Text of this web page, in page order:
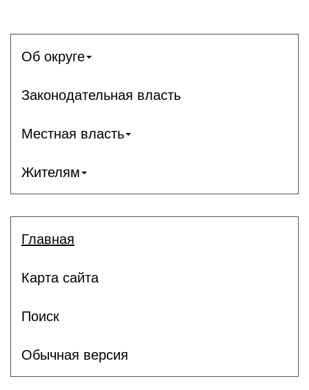
Об округе
Законодательная власть
Местная власть
Жителям
Главная
Карта сайта
Поиск
Обычная версия